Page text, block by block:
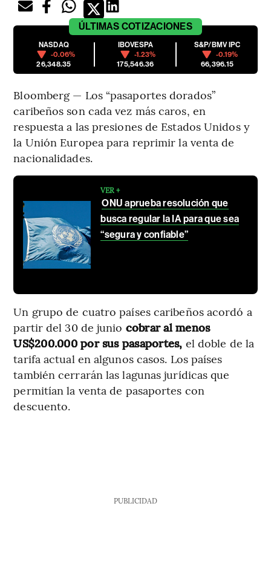
ÚLTIMAS COTIZACIONES
NASDAQ
-0.06%
26,348.35
IBOVESPA
-1.23%
175,546.36
S&P/BMV IPC
-0.19%
66,396.15
Bloomberg — Los “pasaportes dorados”
caribeños son cada vez más caros, en
respuesta a las presiones de Estados Unidos y
la Unión Europea para reprimir la venta de
nacionalidades.
VER +
ONU aprueba resolución que
busca regular la IA para que sea
“segura y confiable”
Un grupo de cuatro países caribeños acordó a
partir del 30 de junio cobrar al menos
US$200.000 por sus pasaportes, el doble de la
tarifa actual en algunos casos. Los países
también cerrarán las lagunas jurídicas que
permitían la venta de pasaportes con
descuento.
PUBLICIDAD